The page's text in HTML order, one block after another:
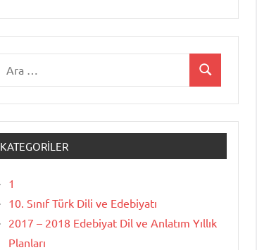
Ara
KATEGORILER
1
10. Sınıf Türk Dili ve Edebiyatı
2017 – 2018 Edebiyat Dil ve Anlatım Yıllık
Planları